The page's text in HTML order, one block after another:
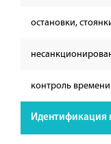
остановки,
контроль времени
Идентификация